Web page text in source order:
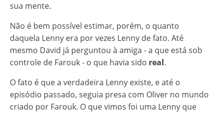
sua mente.
Não é bem possível estimar, porém, o quanto
daquela Lenny era por vezes Lenny de fato. Até
mesmo David já perguntou à amiga - a que está sob
controle de Farouk - o que havia sido real.
O fato é que a verdadeira Lenny existe, e até o
episódio passado, seguia presa com Oliver no mundo
criado por Farouk. O que vimos foi uma Lenny que